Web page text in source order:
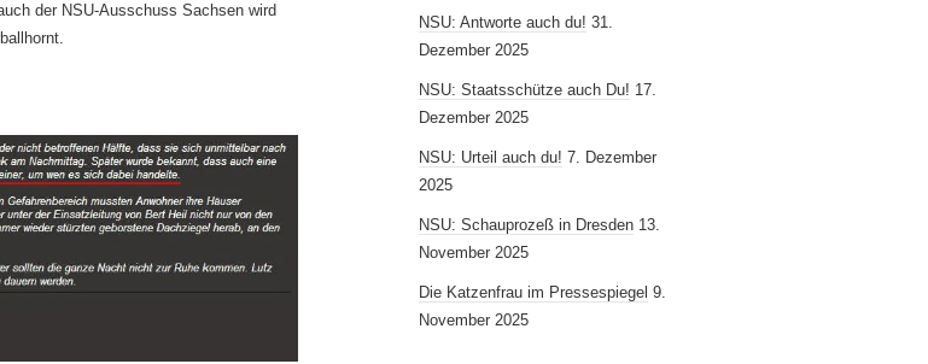
der NSU-Ausschuss Sachsen wird
NSU: Antworte auch du! 31.
Dezember 2025
NSU: Staatsschütze auch Du! 17.
Dezember 2025
NSU: Urteil auch du! 7. Dezember
2025
NSU: Schauprozeß in Dresden 13.
November 2025
Die Katzenfrau im Pressespiegel 9.
November 2025